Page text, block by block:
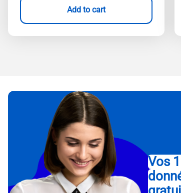
Add to cart
Vos